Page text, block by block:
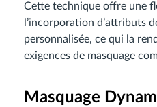
Cette technique offre une
l’incorporation d’attributs
personnalisée, ce qui la
exigences de masquage
Masquage